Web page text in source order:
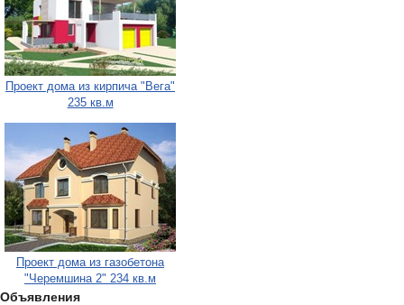
Проект дома из кирпича "Вега"
235 кв.м
Проект дома из газобетона
"Черемшина 2" 234 кв.м
Объявления